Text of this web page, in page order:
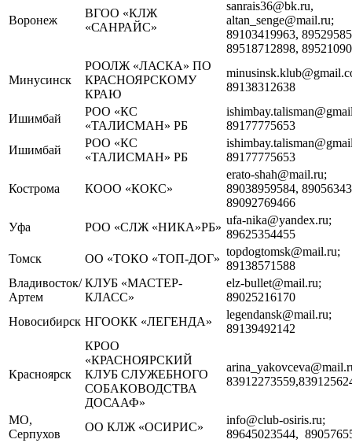
Воронеж
ВГОО «КЛЖ
«САНРАЙС»
sanrais36@bk.ru,
altan_senge@mail.ru;
89103419963,
89518712898,
Минусинск
РООЛЖ «ЛАСКА» ПО
КРАСНОЯРСКОМУ
КРАЮ
89138312638
Ишимбай
РОО «КС
«ТАЛИСМАН» РБ
89177775653
Ишимбай
РОО «КС
«ТАЛИСМАН» РБ
89177775653
Кострома КООО «КОКС»
erato-shah@mail.ru;
89038959584,
89092769466
Уфа
РОО «СЛЖ «НИКА»РБ»
ufa-nika@yandex.ru;
89625354455
Томск
ОО «ТОКО «ТОП-ДОГ»
topdogtomsk@mail.ru;
89138571588
Владивосток/
Артем
КЛУБ «МАСТЕР-
КЛАСС»
elz-bullet@mail.ru;
89025216170
Новосибирск НГООКК «ЛЕГЕНДА»
legendansk@mail.ru;
89139492142
Красноярск
КРОО
«КРАСНОЯРСКИЙ
КЛУБ СЛУЖЕБНОГО
СОБАКОВОДСТВА
ДОСААФ»
МО,
Серпухов
ОО КЛЖ «ОСИРИС»
info@club-osiris.ru;
89645023544,